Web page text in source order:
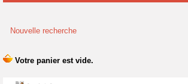
Nouvelle recherche